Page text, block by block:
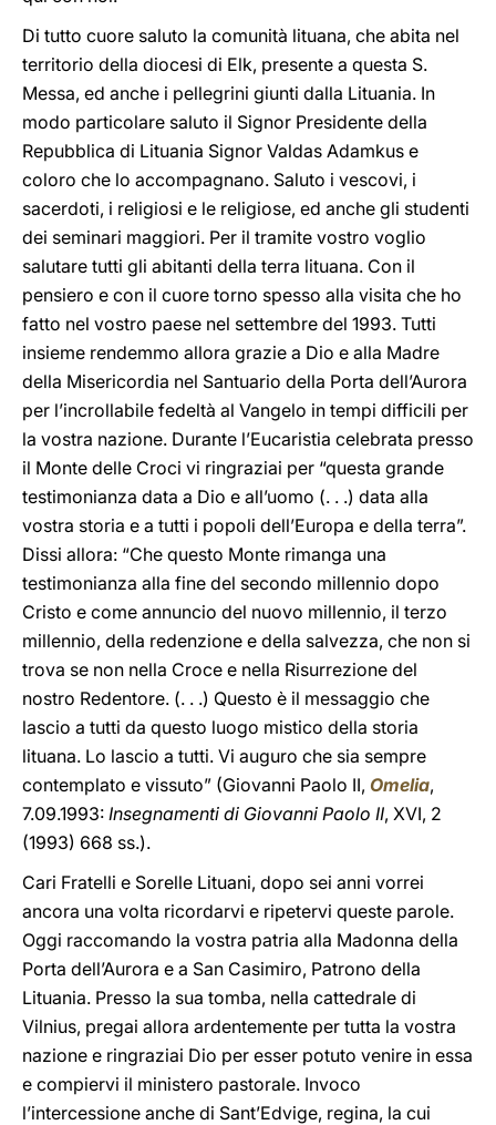
Di tutto cuore saluto la comunità lituana, che abita nel
territorio della diocesi di Elk, presente a questa S.
Messa, ed anche i pellegrini giunti dalla Lituania. In
modo particolare saluto il Signor Presidente della
Repubblica di Lituania Signor Valdas Adamkus e
coloro che lo accompagnano. Saluto i vescovi, i
sacerdoti, i religiosi e le religiose, ed anche gli studenti
dei seminari maggiori. Per il tramite vostro voglio
salutare tutti gli abitanti della terra lituana. Con il
pensiero e con il cuore torno spesso alla visita che ho
fatto nel vostro paese nel settembre del 1993. Tutti
insieme rendemmo allora grazie a Dio e alla Madre
della Misericordia nel Santuario della Porta dell’Aurora
per l’incrollabile fedeltà al Vangelo in tempi difficili per
la vostra nazione. Durante l’Eucaristia celebrata presso
il Monte delle Croci vi ringraziai per “questa grande
testimonianza data a Dio e all’uomo (. . .) data alla
vostra storia e a tutti i popoli dell’Europa e della terra”.
Dissi allora: “Che questo Monte rimanga una
testimonianza alla fine del secondo millennio dopo
Cristo e come annuncio del nuovo millennio, il terzo
millennio, della redenzione e della salvezza, che non si
trova se non nella Croce e nella Risurrezione del
nostro Redentore. (. . .) Questo è il messaggio che
lascio a tutti da questo luogo mistico della storia
lituana. Lo lascio a tutti. Vi auguro che sia sempre
contemplato e vissuto” (Giovanni Paolo II, Omelia,
7.09.1993: Insegnamenti di Giovanni Paolo II, XVI, 2
(1993) 668 ss.).
Cari Fratelli e Sorelle Lituani, dopo sei anni vorrei
ancora una volta ricordarvi e ripetervi queste parole.
Oggi raccomando la vostra patria alla Madonna della
Porta dell’Aurora e a San Casimiro, Patrono della
Lituania. Presso la sua tomba, nella cattedrale di
Vilnius, pregai allora ardentemente per tutta la vostra
nazione e ringraziai Dio per esser potuto venire in essa
e compiervi il ministero pastorale. Invoco
l’intercessione anche di Sant’Edvige, regina, la cui